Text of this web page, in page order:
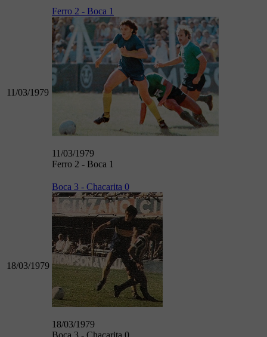
11/03/1979
Ferro 2 - Boca 1
11/03/1979
Ferro 2 - Boca 1
18/03/1979
Boca 3 - Chacarita 0
18/03/1979